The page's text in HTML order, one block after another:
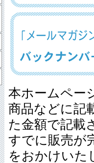
本ホームペー
商品などに記
た金額で記載
すでに販売が
をおかけいた